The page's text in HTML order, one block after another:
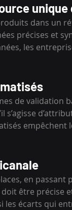
unique
dans un
précises et
les
de validation
s’agisse
empêchent
en passant
être précise
écarts qui